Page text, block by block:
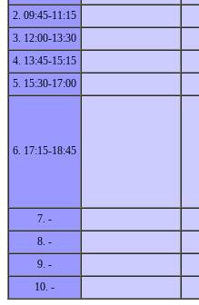
2. 09:45-11:15
3. 12:00-13:30
4. 13:45-15:15
5. 15:30-17:00
6. 17:15-18:45
7. -
8. -
9. -
10. -